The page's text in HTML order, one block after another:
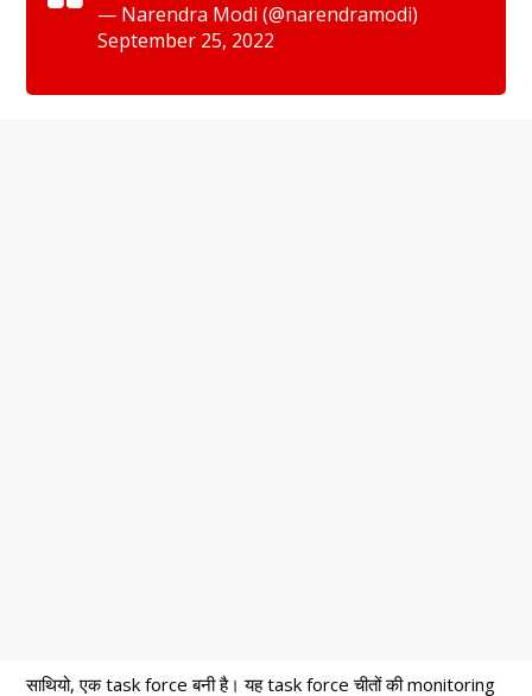
— Narendra Modi (@narendramodi)
September 25, 2022
साथियो, एक task force बनी है। यह task force चीतों की monitoring